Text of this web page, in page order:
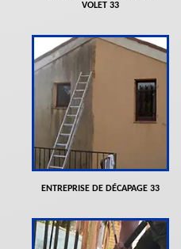
VOLET 33
ENTREPRISE DE DÉCAPAGE 33